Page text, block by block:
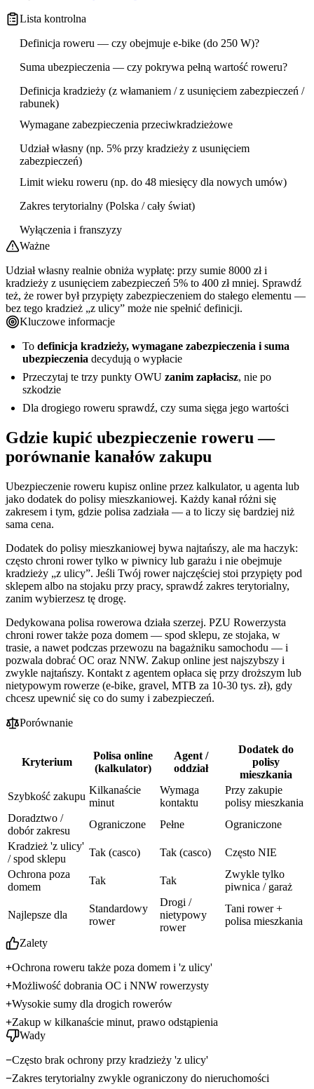
Lista kontrolna
Definicja roweru — czy obejmuje e-bike (do 250 W)?
Suma ubezpieczenia — czy pokrywa pełną wartość roweru?
Definicja kradzieży (z włamaniem / z usunięciem zabezpieczeń /
rabunek)
Wymagane zabezpieczenia przeciwkradzieżowe
Udział własny (np. 5% przy kradzieży z usunięciem
zabezpieczeń)
Limit wieku roweru (np. do 48 miesięcy dla nowych umów)
Zakres terytorialny (Polska / cały świat)
Wyłączenia i franszyzy
Ważne
Udział własny realnie obniża wypłatę: przy sumie 8000 zł i
kradzieży z usunięciem zabezpieczeń 5% to 400 zł mniej. Sprawdź
też, że rower był przypięty zabezpieczeniem do stałego elementu —
bez tego kradzież „z ulicy” może nie spełnić definicji.
Kluczowe informacje
To definicja kradzieży, wymagane zabezpieczenia i suma
ubezpieczenia decydują o wypłacie
Przeczytaj te trzy punkty OWU zanim zapłacisz, nie po
szkodzie
Dla drogiego roweru sprawdź, czy suma sięga jego wartości
Gdzie kupić ubezpieczenie roweru —
porównanie kanałów zakupu
Ubezpieczenie roweru kupisz online przez kalkulator, u agenta lub
jako dodatek do polisy mieszkaniowej. Każdy kanał różni się
zakresem i tym, gdzie polisa zadziała — a to liczy się bardziej niż
sama cena.
Dodatek do polisy mieszkaniowej bywa najtańszy, ale ma haczyk:
często chroni rower tylko w piwnicy lub garażu i nie obejmuje
kradzieży „z ulicy”. Jeśli Twój rower najczęściej stoi przypięty pod
sklepem albo na stojaku przy pracy, sprawdź zakres terytorialny,
zanim wybierzesz tę drogę.
Dedykowana polisa rowerowa działa szerzej. PZU Rowerzysta
chroni rower także poza domem — spod sklepu, ze stojaka, w
trasie, a nawet podczas przewozu na bagażniku samochodu — i
pozwala dobrać OC oraz NNW. Zakup online jest najszybszy i
zwykle najtańszy. Kontakt z agentem opłaca się przy droższym lub
nietypowym rowerze (e-bike, gravel, MTB za 10-30 tys. zł), gdy
chcesz upewnić się co do sumy i zabezpieczeń.
Porównanie
Kryterium
Polisa online
(kalkulator)
Agent /
oddział
Dodatek do
polisy
mieszkania
Szybkość zakupu
Kilkanaście
minut
Wymaga
kontaktu
Przy zakupie
polisy mieszkania
Doradztwo /
dobór zakresu
Ograniczone Pełne
Ograniczone
Kradzież 'z ulicy'
/ spod sklepu
Tak (casco) Tak (casco)
Często NIE
Ochrona poza
domem
Tak Tak
Zwykle tylko
piwnica / garaż
Najlepsze dla
Standardowy
rower
Drogi /
nietypowy
rower
Tani rower +
polisa mieszkania
Zalety
Ochrona roweru także poza domem i 'z ulicy'
Możliwość dobrania OC i NNW rowerzysty
Wysokie sumy dla drogich rowerów
Zakup w kilkanaście minut, prawo odstąpienia
Wady
Często brak ochrony przy kradzieży 'z ulicy'
Zakres terytorialny zwykle ograniczony do nieruchomości